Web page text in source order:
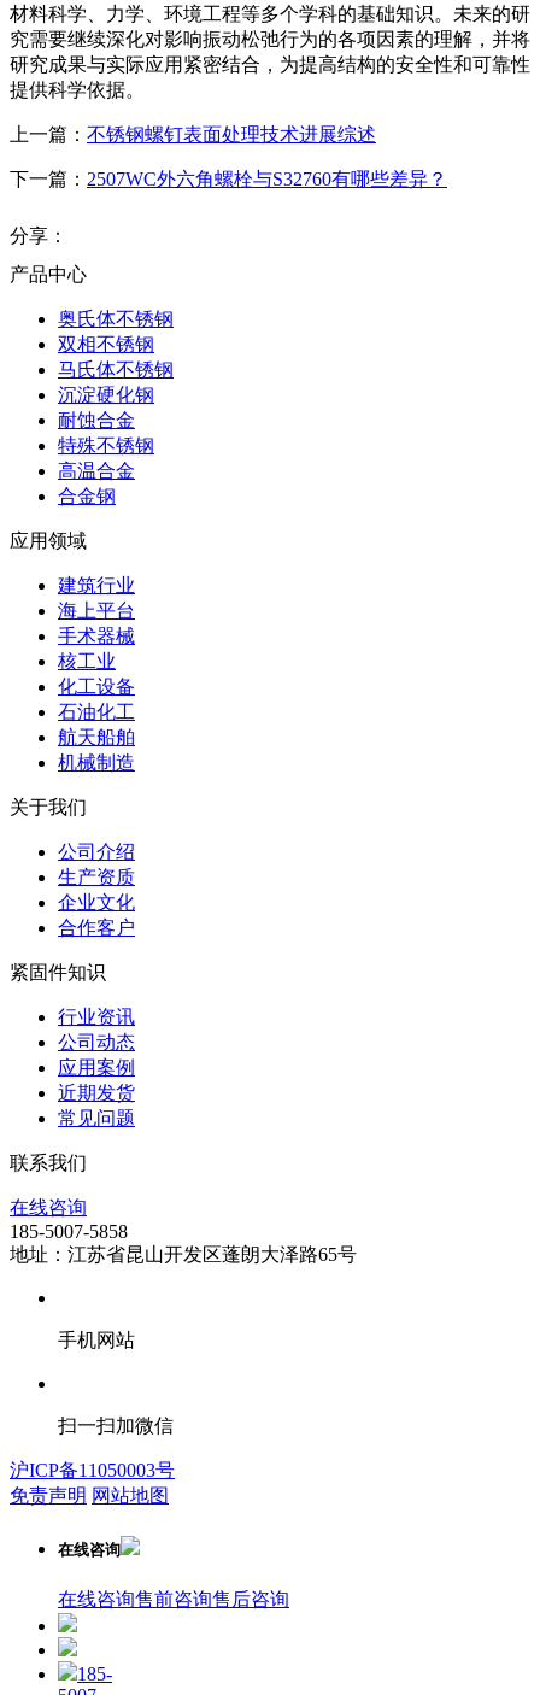
材料科学、力学、环境工程等多个学科的基础知识。未来的研
究需要继续深化对影响振动松弛行为的各项因素的理解，并将
研究成果与实际应用紧密结合，为提高结构的安全性和可靠性
提供科学依据。
上一篇： 不锈钢螺钉表面处理技术进展综述
下一篇： 2507WC外六角螺栓与S32760有哪些差异？
分享：
产品中心
奥氏体不锈钢
双相不锈钢
马氏体不锈钢
沉淀硬化钢
耐蚀合金
特殊不锈钢
高温合金
合金钢
应用领域
建筑行业
海上平台
手术器械
核工业
化工设备
石油化工
航天船舶
机械制造
关于我们
公司介绍
生产资质
企业文化
合作客户
紧固件知识
行业资讯
公司动态
应用案例
近期发货
常见问题
联系我们
在线咨询
185-5007-5858
地址：江苏省昆山开发区蓬朗大泽路65号
手机网站
扫一扫加微信
沪ICP备11050003号
免责声明 网站地图
在线咨询
在线咨询售前咨询售后咨询
185-